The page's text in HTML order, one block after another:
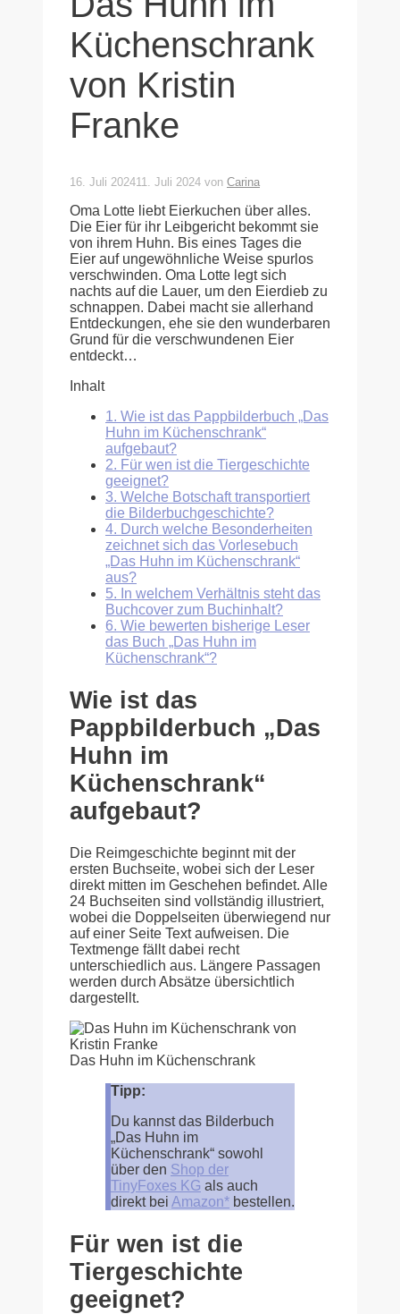
Küchenschrank
von Kristin
Franke
16. Juli 202411. Juli 2024 von Carina
Oma Lotte liebt Eierkuchen über alles.
Die Eier für ihr Leibgericht bekommt sie
von ihrem Huhn. Bis eines Tages die
Eier auf ungewöhnliche Weise spurlos
verschwinden. Oma Lotte legt sich
nachts auf die Lauer, um den Eierdieb zu
schnappen. Dabei macht sie allerhand
Entdeckungen, ehe sie den wunderbaren
Grund für die verschwundenen Eier
entdeckt…
Inhalt
1. Wie ist das Pappbilderbuch „Das
Huhn im Küchenschrank“
aufgebaut?
2. Für wen ist die Tiergeschichte
geeignet?
3. Welche Botschaft transportiert
die Bilderbuchgeschichte?
4. Durch welche Besonderheiten
zeichnet sich das Vorlesebuch
„Das Huhn im Küchenschrank“
aus?
5. In welchem Verhältnis steht das
Buchcover zum Buchinhalt?
6. Wie bewerten bisherige Leser
das Buch „Das Huhn im
Küchenschrank“?
Wie ist das
Pappbilderbuch „Das
Huhn im
Küchenschrank“
aufgebaut?
Die Reimgeschichte beginnt mit der
ersten Buchseite, wobei sich der Leser
direkt mitten im Geschehen befindet. Alle
24 Buchseiten sind vollständig illustriert,
wobei die Doppelseiten überwiegend nur
auf einer Seite Text aufweisen. Die
Textmenge fällt dabei recht
unterschiedlich aus. Längere Passagen
werden durch Absätze übersichtlich
dargestellt.
Das Huhn im Küchenschrank
Tipp:
Du kannst das Bilderbuch
„Das Huhn im
Küchenschrank“ sowohl
über den Shop der
TinyFoxes KG als auch
direkt bei Amazon* bestellen.
Für wen ist die
Tiergeschichte
geeignet?